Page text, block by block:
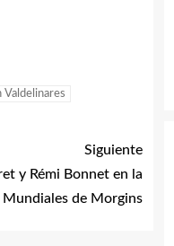
Valdelinares
Siguiente
y Rémi Bonnet en la
de Morgins